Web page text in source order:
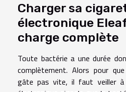
Charger sa
électronique
charge complète
Toute bactérie a une durée
complètement. Alors pour
gâte pas vite, il faut veiller à